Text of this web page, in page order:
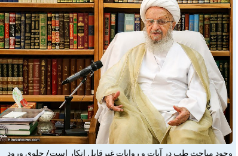
وجود مباحث طب در آیات و روایات غیرقابل انکار است/ جلوی ورود